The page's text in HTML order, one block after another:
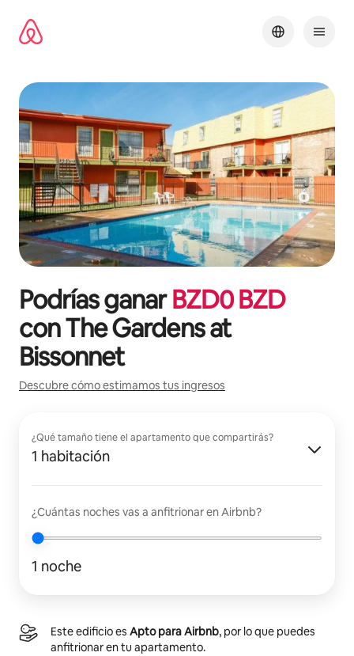
contenido
Podrías ganarBZD0BZD
conThe Gardens at
Bissonnet
Descubre cómo estimamos tus ingresos
¿Qué tamaño tiene el apartamento que compartirás?
1 habitación
¿Cuántas noches vas a anfitrionar en Airbnb?
1 noche
Este edificio es Apto para Airbnb, por lo que puedes
anfitrionar en tu apartamento.